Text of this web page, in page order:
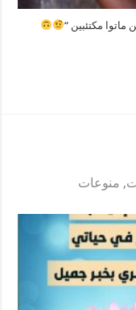
مكتئبين “
, منوعات